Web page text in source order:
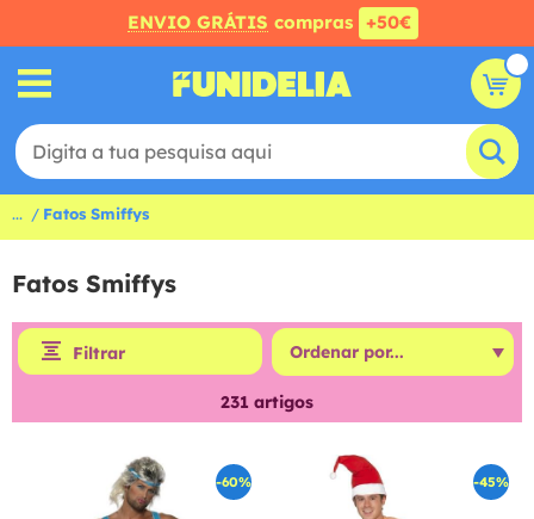
ENVIO GRÁTIS compras +50€
... Fatos Smiffys
Fatos Smiffys
Filtrar
231 artigos
-60% -45%